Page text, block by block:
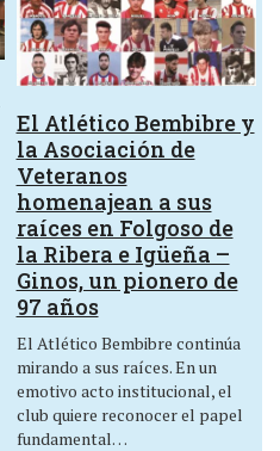
El Atlético Bembibre y
la Asociación de
Veteranos
homenajean a sus
raíces en Folgoso de
la Ribera e Igüeña –
Ginos, un pionero de
97 años
El Atlético Bembibre continúa
mirando a sus raíces. En un
emotivo acto institucional, el
club quiere reconocer el papel
fundamental…